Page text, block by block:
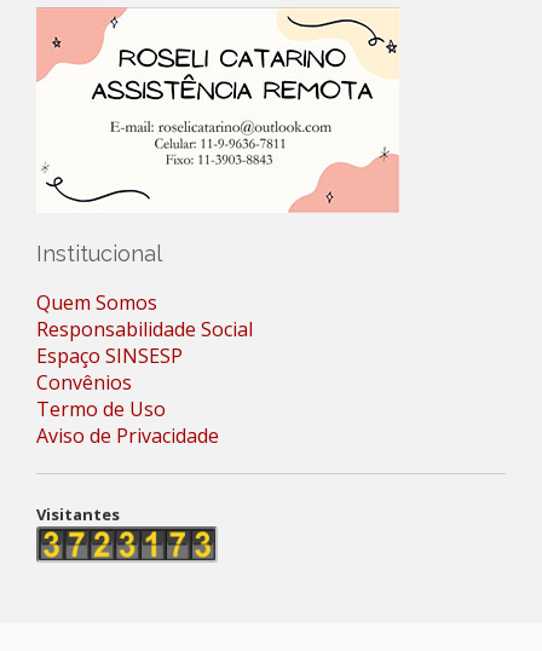
Institucional
Quem Somos
Responsabilidade Social
Espaço SINSESP
Convênios
Termo de Uso
Aviso de Privacidade
Visitantes